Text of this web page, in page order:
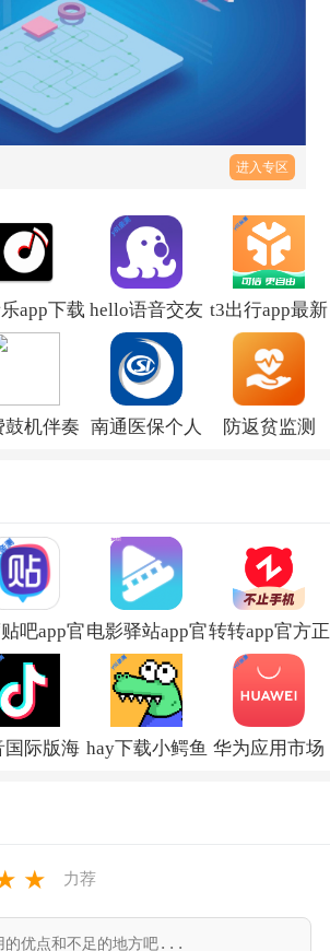
进入专区
app下载
版v2.5.3
hello语音交友
软件v7.98.0
t3出行app最新
版本v4.5.1
鼓机伴奏 南通医保个人 防返贫监测
吧app官
方下载
电影驿站app官
方最新版本免
费下载v2.0.0
转转app官方正
版下载2026最
新版本v12.6.0
国际版海 hay下载小鳄鱼 华为应用市场
★ 力荐